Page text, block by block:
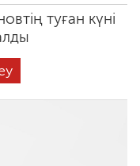
туған күні